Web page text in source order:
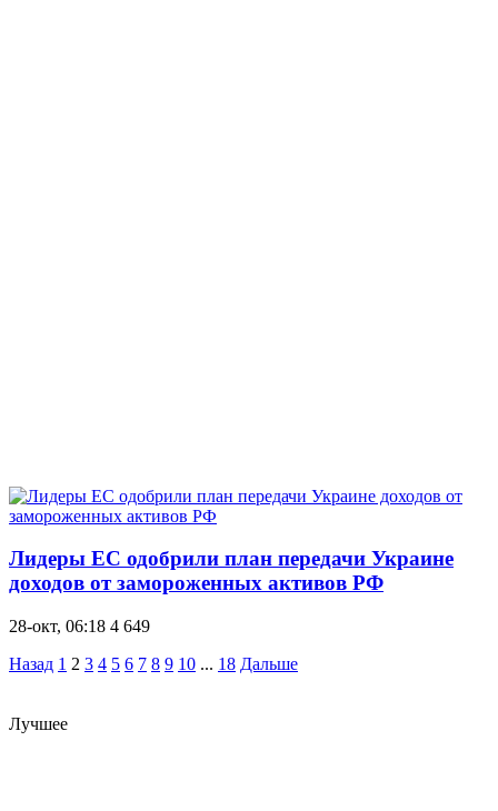
Лидеры ЕС одобрили план передачи Украине
доходов от замороженных активов РФ
28-окт, 06:18 4 649
Назад 1 2 3 4 5 6 7 8 9 10 ... 18 Дальше
Лучшее